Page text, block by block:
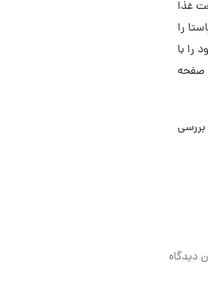
خود را در صنعت غذا
را
۵ سال ظرفیت تولید خود را با
صفحه
دیدگاه